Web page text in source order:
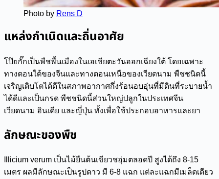
Photo by Rens D
แหล่งกำเนิดและถิ่นอาศัย
โป๊ยกั๊กเป็นพืชพื้นเมืองในเอเชียตะวันออกเฉียงใต้ โดยเฉพาะ
ทางตอนใต้ของจีนและทางตอนเหนือของเวียดนาม พืชชนิดนี้
เจริญเติบโตได้ดีในสภาพอากาศกึ่งร้อนอบอุ่นที่มีดินที่ระบายน้ำ
ได้ดีและเป็นกรด พืชชนิดนี้ส่วนใหญ่ปลูกในประเทศจีน
เวียดนาม อินเดีย และญี่ปุ่น ทั้งเพื่อใช้ประกอบอาหารและยา
ลักษณะของพืช
Illicium verum เป็นไม้ยืนต้นเขียวชอุ่มตลอดปี สูงได้ถึง 8-15
เมตร ผลมีลักษณะเป็นรูปดาว มี 6-8 แฉก แต่ละแฉกมีเมล็ดเดียว